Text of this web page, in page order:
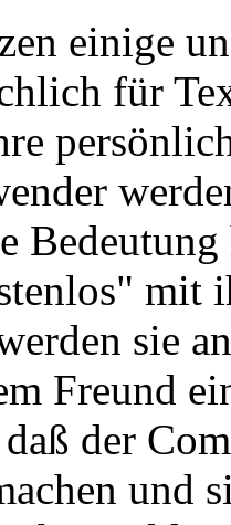
einige
für
mit
sie
Freund
der
und